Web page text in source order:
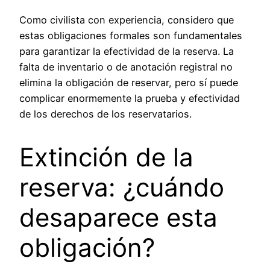
Como civilista con experiencia, considero que
estas obligaciones formales son fundamentales
para garantizar la efectividad de la reserva. La
falta de inventario o de anotación registral no
elimina la obligación de reservar, pero sí puede
complicar enormemente la prueba y efectividad
de los derechos de los reservatarios.
Extinción de la
reserva: ¿cuándo
desaparece esta
obligación?